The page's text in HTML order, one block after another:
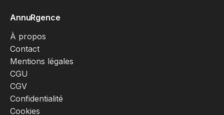
AnnuRgence
À propos
Contact
Mentions légales
CGU
CGV
Confidentialité
Cookies